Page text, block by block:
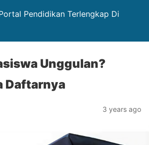
Pendidikan Terlengkap Di
Unggulan?
Daftarnya
3 years ago